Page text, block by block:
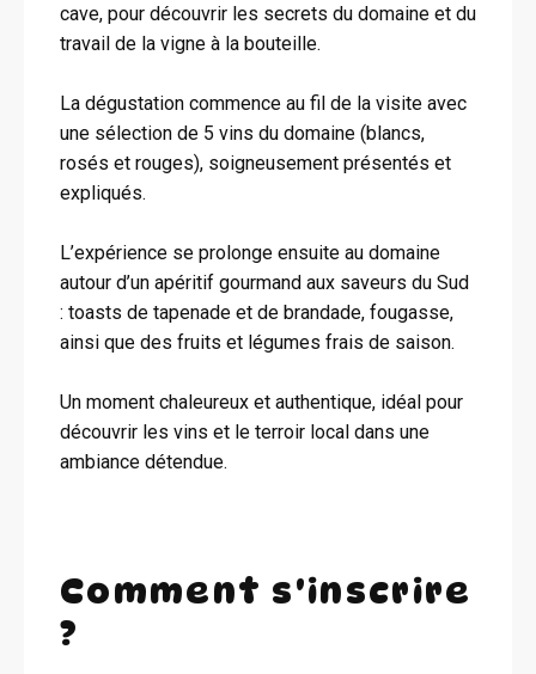
cave, pour découvrir les secrets du domaine et du
travail de la vigne à la bouteille.
La dégustation commence au fil de la visite avec
une sélection de 5 vins du domaine (blancs,
rosés et rouges), soigneusement présentés et
expliqués.
L’expérience se prolonge ensuite au domaine
autour d’un apéritif gourmand aux saveurs du Sud
: toasts de tapenade et de brandade, fougasse,
ainsi que des fruits et légumes frais de saison.
Un moment chaleureux et authentique, idéal pour
découvrir les vins et le terroir local dans une
ambiance détendue.
Comment s'inscrire
?